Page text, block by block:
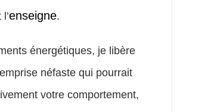
enseigne.
énergétiques, je libère
néfaste qui pourrait
votre comportement,